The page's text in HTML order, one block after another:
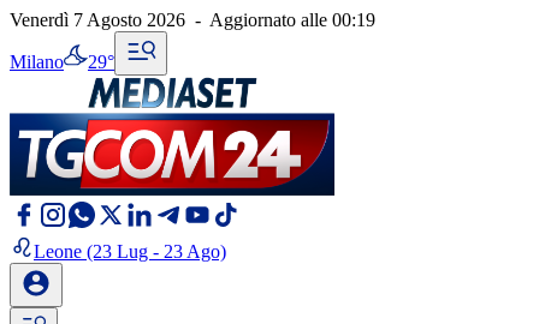
Venerdì 7 Agosto 2026 - Aggiornato alle 00:19
Milano 29°
Leone (23 Lug - 23 Ago)